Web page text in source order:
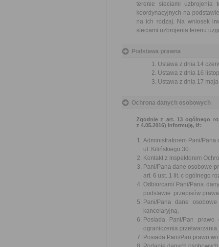
terenie sieciami uzbrojenia
koordynacyjnych na
na ich rodzaj. Na wniosek
sieciami uzbrojenia terenu
Podstawa prawna
Ustawa z dnia 14
Ustawa z dnia 16
Ustawa z dnia 17
Ochrona danych osobowych
Zgodnie z art. 13 ogólnego
z 4.05.2016) informuję, iż:
Administratorem Pani/Pana
ul. Kilińskiego 30.
Kontakt z Inspektorem
Pani/Pana dane osobowe
art. 6 ust. 1 lit. c ogólnego
Odbiorcami Pani/Pana
podstawie przepisów
Pani/Pana dane
kancelaryjną.
Posiada Pani/Pan
ograniczenia przetwarzania.
Posiada Pani/Pan prawo